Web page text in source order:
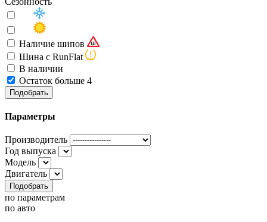
Наличие шипов
Шина с RunFlat
В наличии
Остаток больше 4
Подобрать
Параметры
Производитель
Год выпуска
Модель
Двигатель
Подобрать
по параметрам
по авто